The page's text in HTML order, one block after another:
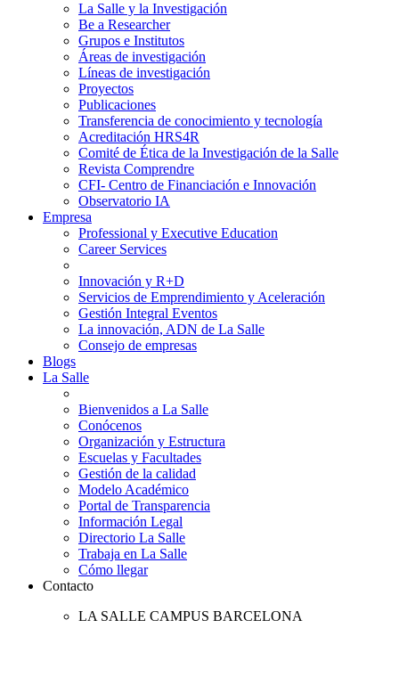
La Salle y la Investigación
Be a Researcher
Grupos e Institutos
Áreas de investigación
Líneas de investigación
Proyectos
Publicaciones
Transferencia de conocimiento y tecnología
Acreditación HRS4R
Comité de Ética de la Investigación de la Salle
Revista Comprendre
CFI- Centro de Financiación e Innovación
Observatorio IA
Empresa
Professional y Executive Education
Career Services
Innovación y R+D
Servicios de Emprendimiento y Aceleración
Gestión Integral Eventos
La innovación, ADN de La Salle
Consejo de empresas
Blogs
La Salle
Bienvenidos a La Salle
Conócenos
Organización y Estructura
Escuelas y Facultades
Gestión de la calidad
Modelo Académico
Portal de Transparencia
Información Legal
Directorio La Salle
Trabaja en La Salle
Cómo llegar
Contacto
LA SALLE CAMPUS BARCELONA